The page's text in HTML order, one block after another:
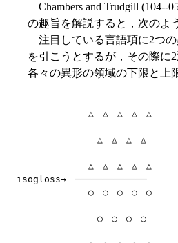
Chambers and Trudgill
の趣旨を解説すると，次のよ
注目している言語項に2つ
を引こうとするが，その際に
各々の異形の領域の下限と上
△　△　△　△　△　　　　　|
△　△　△　△　　　　　　|
△　△　△　△　△　　　　　|
isogloss→　─────────────
○　○　○　○　○　　　　　|
○　○　○　○　　　　　　|